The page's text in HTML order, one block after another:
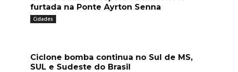
furtada na Ponte Ayrton Senna
Cidades
Ciclone bomba continua no Sul de MS,
SUL e Sudeste do Brasil